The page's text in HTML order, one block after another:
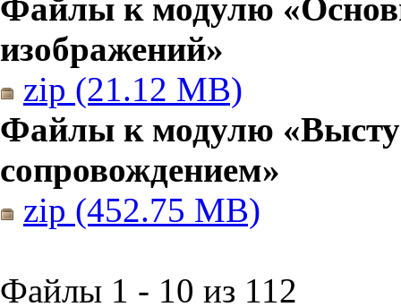
Файлы к модулю
изображений»
zip (21.12 MB)
Файлы к модулю
сопровождением»
zip (452.75 MB)
Файлы 1 - 10 из 112